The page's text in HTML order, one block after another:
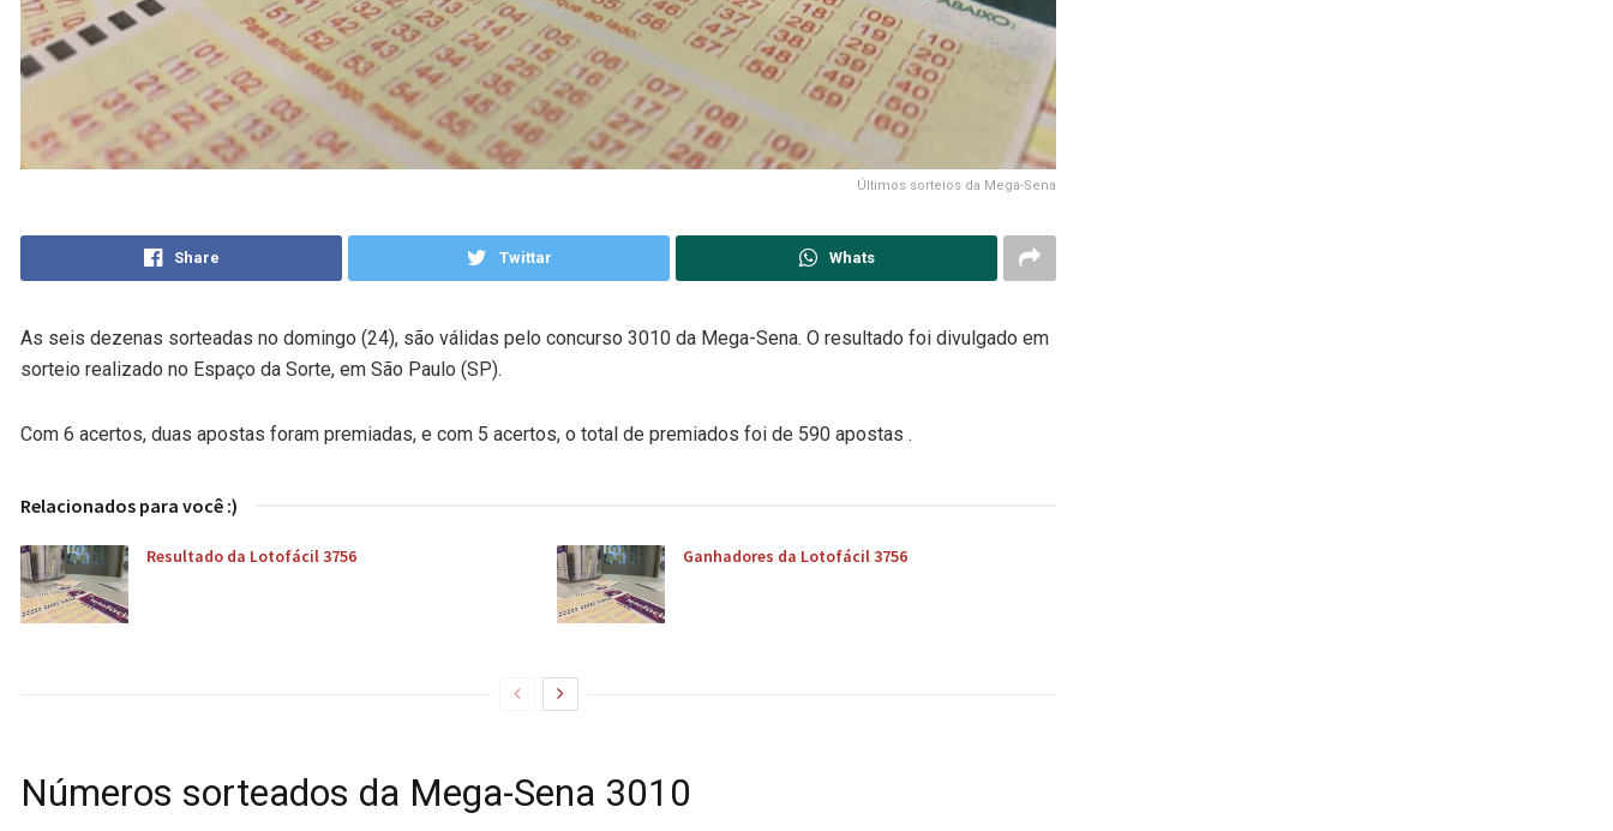
Últimos sorteios da Mega-Sena
Share Twittar Whats
As seis dezenas sorteadas no domingo (24), são válidas pelo concurso 3010 da Mega-Sena. O resultado foi divulgado em
sorteio realizado no Espaço da Sorte, em São Paulo (SP).
Com 6 acertos, duas apostas foram premiadas, e com 5 acertos, o total de premiados foi de 590 apostas .
Relacionados para você :)
Resultado da Lotofácil 3756 Ganhadores da Lotofácil 3756
Números sorteados da Mega-Sena 3010